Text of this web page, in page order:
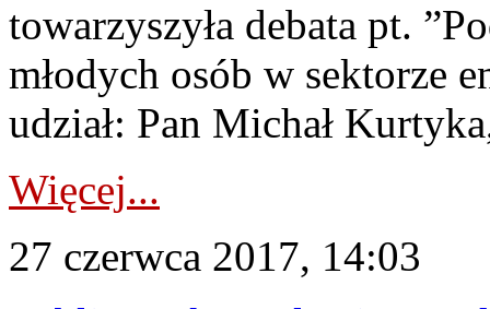
towarzyszyła debata pt.
młodych osób w sektorze
udział: Pan Michał
Więcej...
27 czerwca 2017, 14:03